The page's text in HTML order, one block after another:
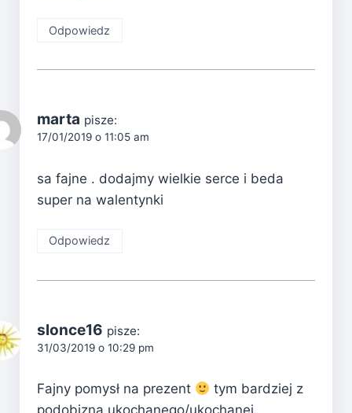
Odpowiedz
marta pisze:
17/01/2019 o 11:05 am
sa fajne . dodajmy wielkie serce i beda
super na walentynki
Odpowiedz
slonce16 pisze:
31/03/2019 o 10:29 pm
Fajny pomysł na prezent
tym bardziej z